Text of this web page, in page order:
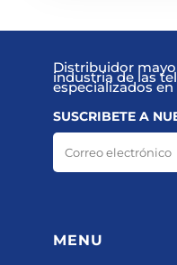
Distribuidor
industria de las
especializados en
SUSCRIBETE A
MENU